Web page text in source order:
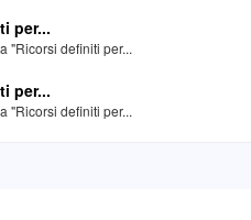
per...
"Ricorsi definiti per...
per...
"Ricorsi definiti per...